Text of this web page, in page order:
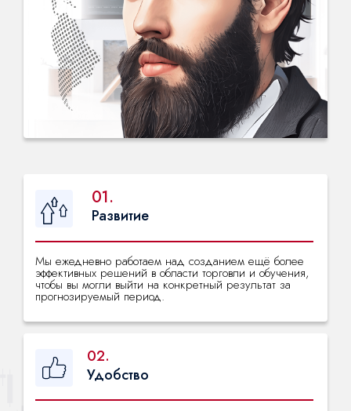
01.
Мы ежедневно работаем над созданием ещё более
эффективных решений в области торговли и обучения,
чтобы вы могли выйти на конкретный результат за
прогнозируемый период.
Развитие
02.
Удобство